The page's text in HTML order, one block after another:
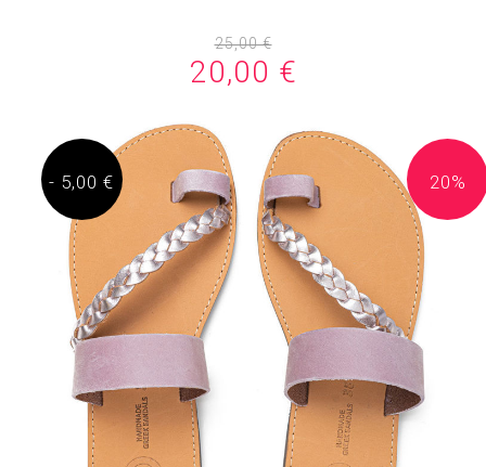
20%
- 5,00 €
25,00 €
20,00 €